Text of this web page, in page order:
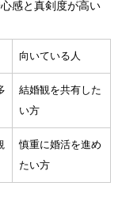
感と真剣度が高い
向いている人
結婚観を共有した
い方
慎重に婚活を進め
たい方